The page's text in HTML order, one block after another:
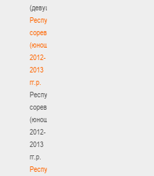
(девушки)
Республиканские
соревнования
(юноши)
2012-
2013
гг.р.
Республиканские
соревнования
(юноши)
2012-
2013
гг.р.
Республиканские